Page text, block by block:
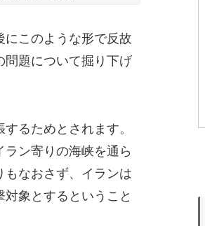
このような形で反故
問題について掘り下げ
るためとされます。
ン寄りの海峡を通ら
なおさず、イランは
象とするということ